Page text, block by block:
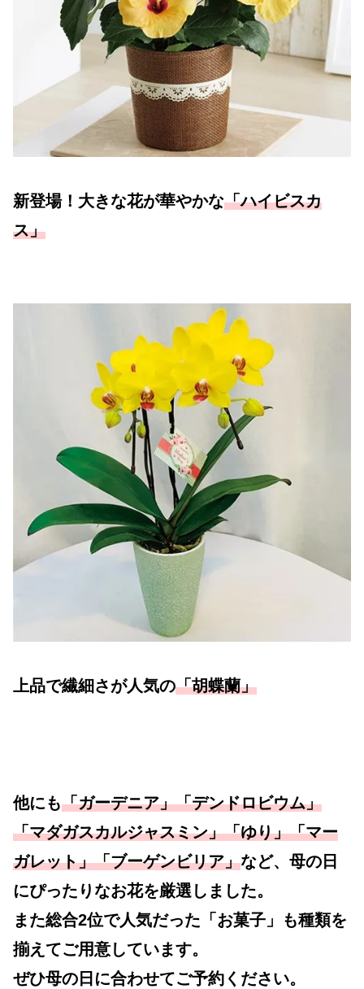
新登場！大きな花が華やかな「ハイビスカ
ス」
上品で繊細さが人気の「胡蝶蘭」
他にも「ガーデニア」「デンドロビウム」
「マダガスカルジャスミン」「ゆり」「マー
ガレット」「ブーゲンビリア」など、母の日
にぴったりなお花を厳選しました。
また総合2位で人気だった「お菓子」も種類を
揃えてご用意しています。
ぜひ母の日に合わせてご予約ください。